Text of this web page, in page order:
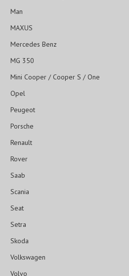
Man
MAXUS
Mercedes Benz
MG 350
Mini Cooper / Cooper S / One
Opel
Peugeot
Porsche
Renault
Rover
Saab
Scania
Seat
Setra
Skoda
Volkswagen
Volvo